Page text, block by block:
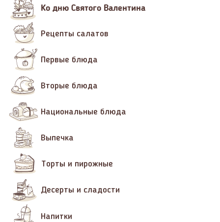
Ко дню Святого Валентина
Рецепты салатов
Первые блюда
Вторые блюда
Национальные блюда
Выпечка
Торты и пирожные
Десерты и сладости
Напитки